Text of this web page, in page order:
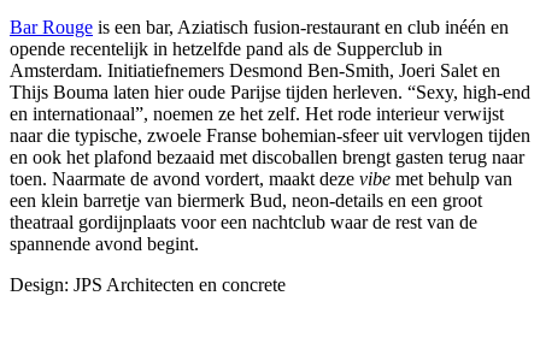
Bar Rouge is een bar, Aziatisch fusion-restaurant en club inéén en
opende recentelijk in hetzelfde pand als de Supperclub in
Amsterdam. Initiatiefnemers Desmond Ben-Smith, Joeri Salet en
Thijs Bouma laten hier oude Parijse tijden herleven. “Sexy, high-end
en internationaal”, noemen ze het zelf. Het rode interieur verwijst
naar die typische, zwoele Franse bohemian-sfeer uit vervlogen tijden
en ook het plafond bezaaid met discoballen brengt gasten terug naar
toen. Naarmate de avond vordert, maakt deze vibe met behulp van
een klein barretje van biermerk Bud, neon-details en een groot
theatraal gordijnplaats voor een nachtclub waar de rest van de
spannende avond begint.
Design: JPS Architecten en concrete